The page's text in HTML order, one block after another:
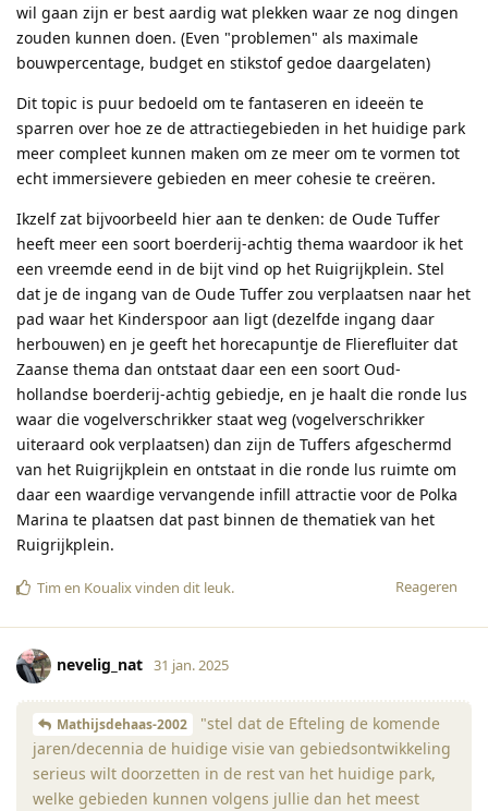
wil gaan zijn er best aardig wat plekken waar ze nog dingen
zouden kunnen doen. (Even "problemen" als maximale
bouwpercentage, budget en stikstof gedoe daargelaten)
Dit topic is puur bedoeld om te fantaseren en ideeën te
sparren over hoe ze de attractiegebieden in het huidige park
meer compleet kunnen maken om ze meer om te vormen tot
echt immersievere gebieden en meer cohesie te creëren.
Ikzelf zat bijvoorbeeld hier aan te denken: de Oude Tuffer
heeft meer een soort boerderij-achtig thema waardoor ik het
een vreemde eend in de bijt vind op het Ruigrijkplein. Stel
dat je de ingang van de Oude Tuffer zou verplaatsen naar het
pad waar het Kinderspoor aan ligt (dezelfde ingang daar
herbouwen) en je geeft het horecapuntje de Flierefluiter dat
Zaanse thema dan ontstaat daar een een soort Oud-
hollandse boerderij-achtig gebiedje, en je haalt die ronde lus
waar die vogelverschrikker staat weg (vogelverschrikker
uiteraard ook verplaatsen) dan zijn de Tuffers afgeschermd
van het Ruigrijkplein en ontstaat in die ronde lus ruimte om
daar een waardige vervangende infill attractie voor de Polka
Marina te plaatsen dat past binnen de thematiek van het
Ruigrijkplein.
Reageren
Tim en Koualixvinden dit leuk.
nevelig_nat 31 jan. 2025
Mathijsdehaas-2002
"stel dat de Efteling de komende
jaren/decennia de huidige visie van gebiedsontwikkeling
serieus wilt doorzetten in de rest van het huidige park,
welke gebieden kunnen volgens jullie dan het meest